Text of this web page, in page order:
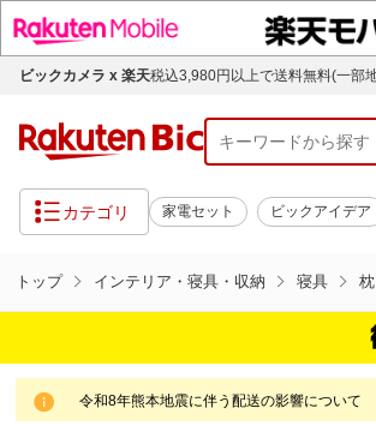
ビックカメラ x 楽天税込3,980円以上で送料無料(一部
カテゴリ 家電セット ビックアイデア
トップ インテリア・寝具・収納 寝具
令和8年熊本地震に伴う配送の影響について